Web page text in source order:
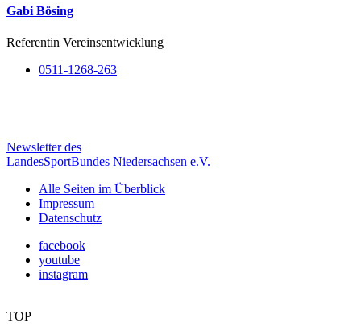
Gabi Bösing
Referentin Vereinsentwicklung
0511-1268-263
Newsletter des
LandesSportBundes Niedersachsen e.V.
Alle Seiten im Überblick
Impressum
Datenschutz
facebook
youtube
instagram
TOP